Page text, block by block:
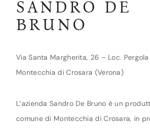
SANDRO DE
BRUNO
Via Santa Margherita, 26 – Loc.
Montecchia di Crosara (Verona)
L’azienda Sandro De Bruno è un
comune di Montecchia di Crosara, in